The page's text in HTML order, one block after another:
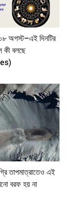
অগস্ট–এই দিনটির
কী বলছে
তাপমাত্রাতেও এই
বরফ হয় না